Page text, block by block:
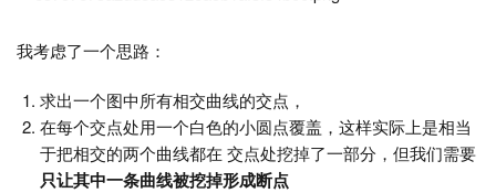
我考虑了一个思路：
求出一个图中所有相交曲线的交点，
在每个交点处用一个白色的小圆点覆盖，这样实际上是相当
于把相交的两个曲线都在 交点处挖掉了一部分，但我们需要
只让其中一条曲线被挖掉形成断点